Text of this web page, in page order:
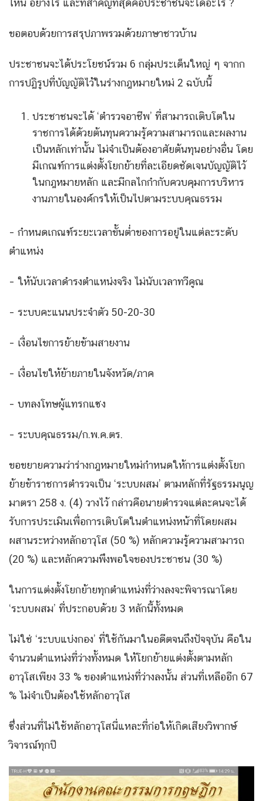
ไหน อย่างไร และที่สำคัญที่สุดคือประชาชนจะได้อะไร ?
ขอตอบด้วยการสรุปภาพรวมด้วยภาษาชาวบ้าน
ประชาชนจะได้ประโยชน์รวม 6 กลุ่มประเด็นใหญ่ ๆ จากก
การปฏิรูปที่บัญญัติไว้ในร่างกฎหมายใหม่ 2 ฉบับนี้
ประชาชนจะได้ ‘ตำรวจอาชีพ’ ที่สามารถเติบโตใน
ราชการได้ด้วยต้นทุนความรู้ความสามารถและผลงาน
เป็นหลักเท่านั้น ไม่จำเป็นต้องอาศัยต้นทุนอย่างอื่น โดย
มีเกณฑ์การแต่งตั้งโยกย้ายที่ละเอียดชัดเจนบัญญัติไว้
ในกฎหมายหลัก และมีกลไกกำกับควบคุมการบริหาร
งานภายในองค์กรให้เป็นไปตามระบบคุณธรรม
– กำหนดเกณฑ์ระยะเวลาขั้นต่ำของการอยู่ในแต่ละระดับ
ตำแหน่ง
– ให้นับเวลาดำรงตำแหน่งจริง ไม่นับเวลาทวีคูณ
– ระบบคะแนนประจำตัว 50-20-30
– เงื่อนไขการย้ายข้ามสายงาน
– เงื่อนไขให้ย้ายภายในจังหวัด/ภาค
– บทลงโทษผู้แทรกแซง
– ระบบคุณธรรม/ก.พ.ค.ตร.
ขอขยายความว่าร่างกฎหมายใหม่กำหนดให้การแต่งตั้งโยก
ย้ายข้าราชการตำรวจเป็น ‘ระบบผสม’ ตามหลักที่รัฐธรรมนูญ
มาตรา 258 ง. (4) วางไว้ กล่าวคือนายตำรวจแต่ละคนจะได้
รับการประเมินเพื่อการเติบโตในตำแหน่งหน้าที่โดยผสม
ผสานระหว่างหลักอาวุโส (50 %) หลักความรู้ความสามารถ
(20 %) และหลักความพึงพอใจของประชาชน (30 %)
ในการแต่งตั้งโยกย้ายทุกตำแหน่งที่ว่างลงจะพิจารณาโดย
‘ระบบผสม’ ที่ประกอบด้วย 3 หลักนี้ทั้งหมด
ไม่ใช่ ‘ระบบแบ่งกอง’ ที่ใช้กันมาในอดีตจนถึงปัจจุบัน คือใน
จำนวนตำแหน่งที่ว่างทั้งหมด ให้โยกย้ายแต่งตั้งตามหลัก
อาวุโสเพียง 33 % ของตำแหน่งที่ว่างลงนั้น ส่วนที่เหลืออีก 67
% ไม่จำเป็นต้องใช้หลักอาวุโส
ซึ่งส่วนที่ไม่ใช้หลักอาวุโสนี่แหละที่ก่อให้เกิดเสียงวิพากษ์
วิจารณ์ทุกปี